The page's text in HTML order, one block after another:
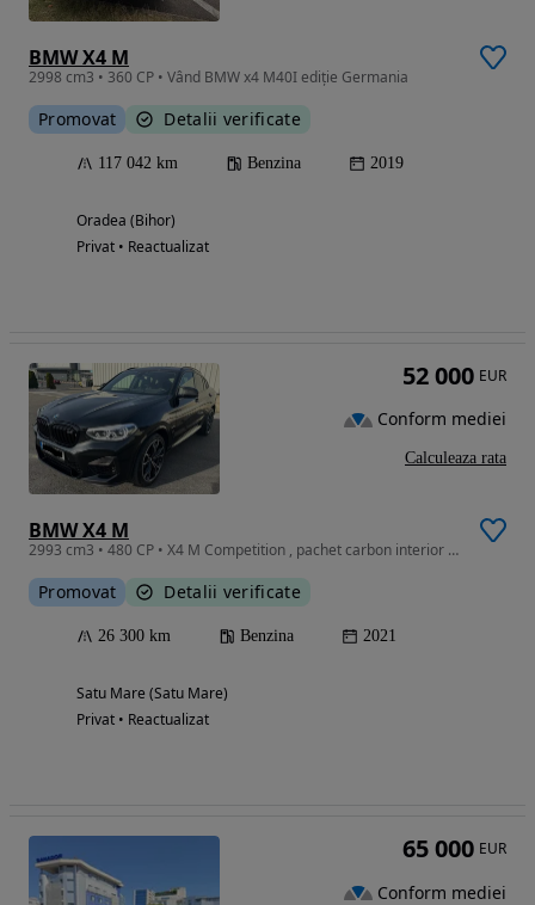
BMW X4 M
2998 cm3 • 360 CP • Vând BMW x4 M40I ediție Germania
Promovat Detalii verificate
117 042 km Benzina 2019
Oradea (Bihor)
Privat • Reactualizat
BMW X4 M
2993 cm3 • 480 CP • X4 M Competition , pachet carbon interior exterior,
Promovat Detalii verificate
26 300 km Benzina 2021
Satu Mare (Satu Mare)
Privat • Reactualizat
52 000 EUR
Conform mediei
Calculeaza rata
65 000 EUR
Conform mediei